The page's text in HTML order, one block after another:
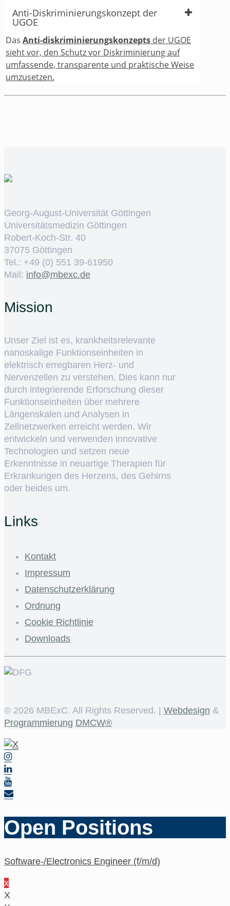
Anti-Diskriminierungskonzept der
UGOE
Das Anti-diskriminierungskonzepts der UGOE
sieht vor, den Schutz vor Diskriminierung auf
umfassende, transparente und praktische Weise
umzusetzen.
Georg-August-Universität Göttingen
Universitätsmedizin Göttingen
Robert-Koch-Str. 40
37075 Göttingen
Tel.: +49 (0) 551 39-61950
Mail: ed.cxebm@ofni
Mission
Unser Ziel ist es, krankheitsrelevante
nanoskalige Funktionseinheiten in
elektrisch erregbaren Herz- und
Nervenzellen zu verstehen. Dies kann nur
durch integrierende Erforschung dieser
Funktionseinheiten über mehrere
Längenskalen und Analysen in
Zellnetzwerken erreicht werden. Wir
entwickeln und verwenden innovative
Technologien und setzen neue
Erkenntnisse in neuartige Therapien für
Erkrankungen des Herzens, des Gehirns
oder beides um.
Links
Kontakt
Impressum
Datenschutzerklärung
Ordnung
Cookie Richtlinie
Downloads
© 2026 MBExC. All Rights Reserved. | Webdesign &
Programmierung DMCW®
Open Positions
Software-/Electronics Engineer (f/m/d)
x
X